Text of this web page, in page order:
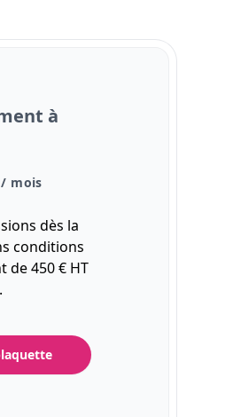
à
/ mois
dès la
conditions
de 450 € HT